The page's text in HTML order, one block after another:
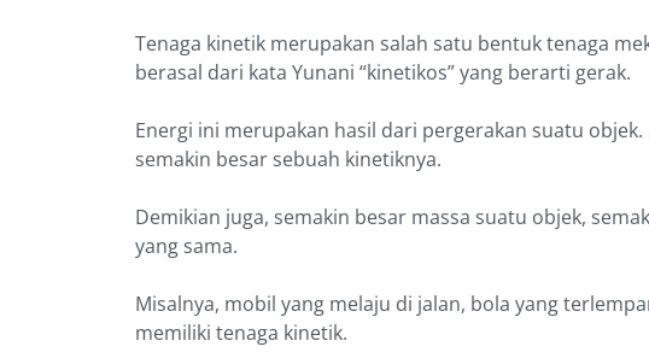
Tenaga kinetik merupakan salah satu bentuk tenaga
berasal dari kata Yunani “kinetikos” yang berarti gerak.
Energi ini merupakan hasil dari pergerakan suatu
semakin besar sebuah kinetiknya.
Demikian juga, semakin besar massa suatu objek,
yang sama.
Misalnya, mobil yang melaju di jalan, bola yang
memiliki tenaga kinetik.